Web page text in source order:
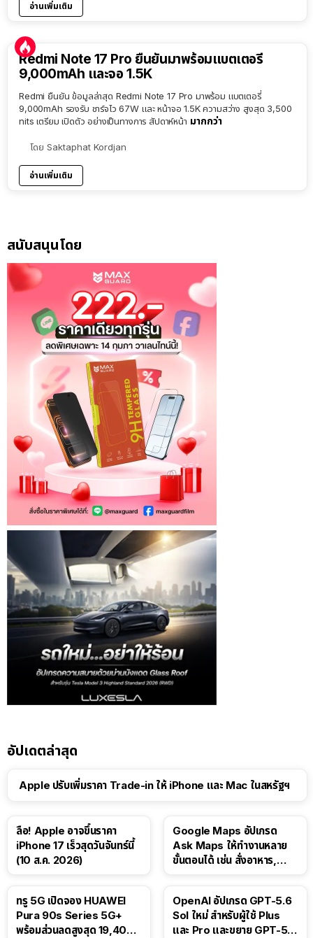
อ่านเพิ่มเติม
Redmi Note 17 Pro ยืนยันมาพร้อมแบตเตอรี่
9,000mAh และจอ 1.5K
Redmi ยืนยัน ข้อมูลล่าสุด Redmi Note 17 Pro มาพร้อม แบตเตอรี่
9,000mAh รองรับ ชาร์จไว 67W และ หน้าจอ 1.5K ความสว่าง สูงสุด 3,500
nits เตรียม เปิดตัว อย่างเป็นทางการ สัปดาห์หน้า มากกว่า
โดย Saktaphat Kordjan
อ่านเพิ่มเติม
สนับสนุนโดย
อัปเดตล่าสุด
Apple ปรับเพิ่มราคา Trade-in ให้ iPhone และ Mac ในสหรัฐฯ
ลือ! Apple อาจขึ้นราคา
iPhone 17 เร็วสุดวันจันทร์นี้
(10 ส.ค. 2026)
Google Maps อัปเกรด
Ask Maps ให้ทำงานหลาย
ขั้นตอนได้ เช่น สั่งอาหาร,
ทรู 5G เปิดจอง HUAWEI
Pura 90s Series 5G+
พร้อมส่วนลดสูงสุด 19,400
OpenAI อัปเกรด GPT-5.6
Sol ใหม่ สำหรับผู้ใช้ Plus
และ Pro และขยาย GPT-5.6